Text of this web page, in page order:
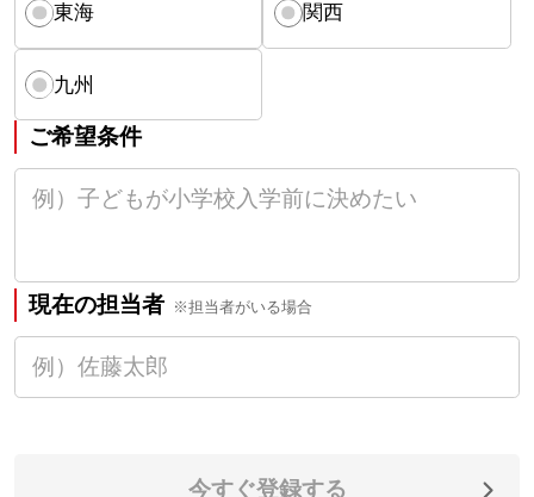
東海 関西
九州
ご希望条件
現在の担当者 ※担当者がいる場合
今すぐ登録する